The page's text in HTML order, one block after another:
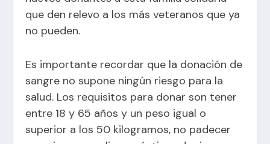
que den relevo a los más veteranos que ya
no pueden.
Es importante recordar que la donación de
sangre no supone ningún riesgo para la
salud. Los requisitos para donar son tener
entre 18 y 65 años y un peso igual o
superior a los 50 kilogramos, no padecer